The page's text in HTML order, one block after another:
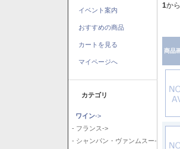
イベント案内
おすすめの商品
カートを見る
マイページへ
カテゴリ
ワイン->
- フランス->
- シャンパン・ヴァンムスー-
1から
商品